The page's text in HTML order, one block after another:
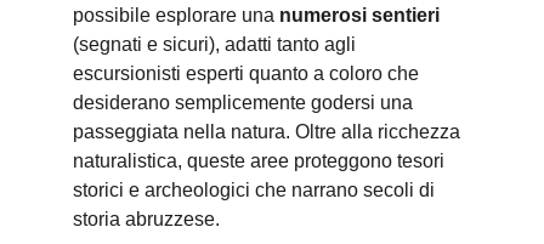
possibile esplorare una numerosi sentieri
(segnati e sicuri), adatti tanto agli
escursionisti esperti quanto a coloro che
desiderano semplicemente godersi una
passeggiata nella natura. Oltre alla ricchezza
naturalistica, queste aree proteggono tesori
storici e archeologici che narrano secoli di
storia abruzzese.